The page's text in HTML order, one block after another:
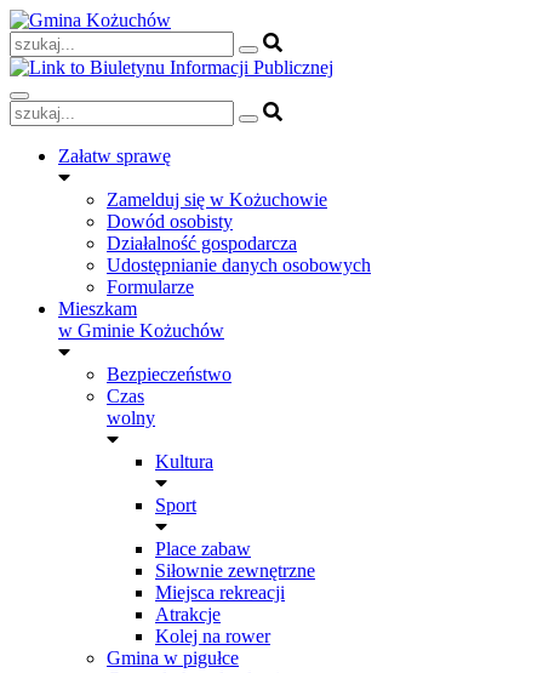
Skip
to
content
Załatw sprawę
Zamelduj się w Kożuchowie
Dowód osobisty
Działalność gospodarcza
Udostępnianie danych osobowych
Formularze
Mieszkam
w Gminie Kożuchów
Bezpieczeństwo
Czas
wolny
Kultura
Sport
Place zabaw
Siłownie zewnętrzne
Miejsca rekreacji
Atrakcje
Kolej na rower
Gmina w pigułce